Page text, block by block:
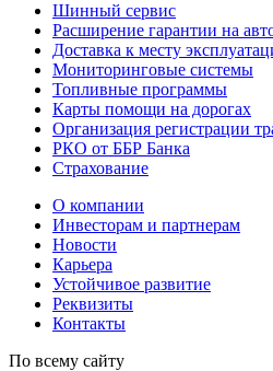
Шинный сервис
Расширение гарантии на
Доставка к месту
Мониторинговые системы
Топливные программы
Карты помощи на дорогах
Организация регистрации
РКО от ББР Банка
Страхование
О компании
Инвесторам и партнерам
Новости
Карьера
Устойчивое развитие
Реквизиты
Контакты
По всему сайту